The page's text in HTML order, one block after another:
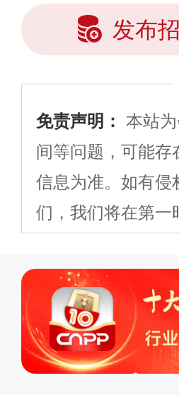
发布
免责声明： 本站
间等问题，可能存
信息为准。如有侵
们，我们将在第一
平
标、LOGO 等）
复制、转载、商
不代理、不招商、
持投资购买的观